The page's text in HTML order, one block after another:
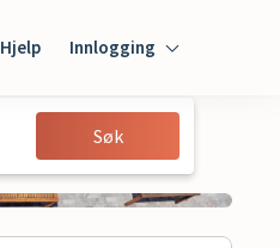
Hjelp Innlogging
Innlogging
Gjest
Søk